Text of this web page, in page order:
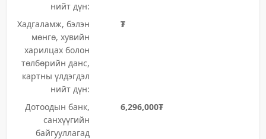
нийт дүн:
Хадгаламж, бэлэн
мөнгө, хувийн
харилцах болон
төлбөрийн данс,
картны үлдэгдэл
нийт дүн:
₮
Дотоодын банк,
санхүүгийн
байгууллагад
6,296,000₮